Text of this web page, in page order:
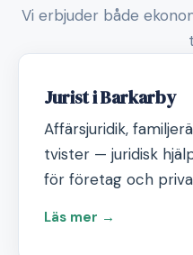
Vi erbjuder både
Jurist i Barkarby
Affärsjuridik,
tvister — juridisk
för företag och
Läs mer →